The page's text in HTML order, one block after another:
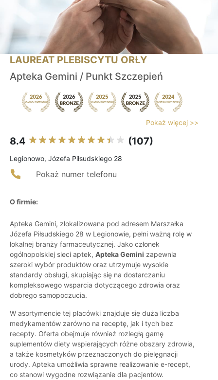
LAUREAT PLEBISCYTU ORŁY
Apteka Gemini / Punkt Szczepień
Pokaż więcej >>
8.4 (107)
Legionowo, Józefa Piłsudskiego 28
Pokaż numer telefonu
O firmie:
Apteka Gemini, zlokalizowana pod adresem Marszałka
Józefa Piłsudskiego 28 w Legionowie, pełni ważną rolę w
lokalnej branży farmaceutycznej. Jako członek
ogólnopolskiej sieci aptek, Apteka Gemini zapewnia
szeroki wybór produktów oraz utrzymuje wysokie
standardy obsługi, skupiając się na dostarczaniu
kompleksowego wsparcia dotyczącego zdrowia oraz
dobrego samopoczucia.
W asortymencie tej placówki znajduje się duża liczba
medykamentów zarówno na receptę, jak i tych bez
recepty. Oferta obejmuje również rozległą gamę
suplementów diety wspierających różne obszary zdrowia,
a także kosmetyków przeznaczonych do pielęgnacji
urody. Apteka umożliwia sprawne realizowanie e-recept,
co stanowi wygodne rozwiązanie dla pacjentów.